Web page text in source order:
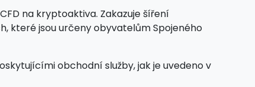
na kryptoaktiva. Zakazuje šíření
které jsou určeny obyvatelům Spojeného
obchodní služby, jak je uvedeno v